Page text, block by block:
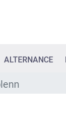
ALTERNANCE